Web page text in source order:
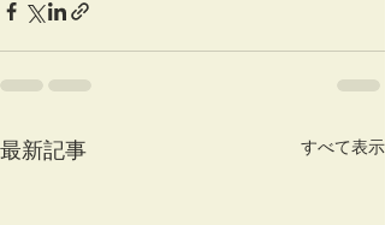
最新記事 すべて表示